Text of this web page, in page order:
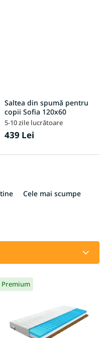
Saltea din spumă pentru
copii Sofia 120x60
5-10 zile lucrătoare
439 Lei
Cele mai scumpe
Premium